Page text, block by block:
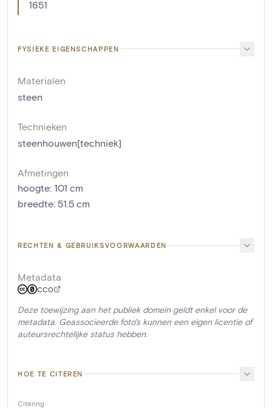
1651
FYSIEKE EIGENSCHAPPEN
Materialen
steen
Technieken
steenhouwen[techniek]
Afmetingen
hoogte: 101 cm
breedte: 51.5 cm
RECHTEN & GEBRUIKSVOORWAARDEN
Metadata
CC0
Deze toewijzing aan het publiek domein geldt enkel voor de
metadata. Geassocieerde foto's kunnen een eigen licentie of
auteursrechtelijke status hebben.
HOE TE CITEREN
Citering